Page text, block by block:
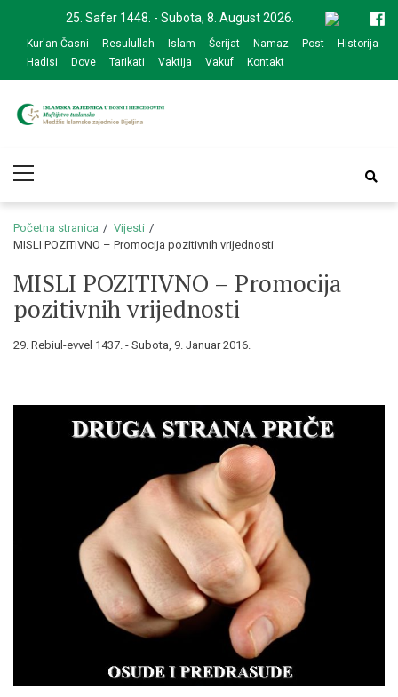
navigation
content
25. Safer 1448. - Subota, 8. August 2026.
Kur'an Časni Resulullah Islam Šerijat Namaz Post
Historija
Hadisi
Dove Tarikati Vaktija Vakuf Kontakt
zajednice Bijeljina
Menu
Početna stranica
Vijesti
MISLI POZITIVNO – Promocija pozitivnih vrijednosti
MISLI POZITIVNO – Promocija
pozitivnih vrijednosti
29. Rebiul-evvel 1437. - Subota, 9. Januar 2016.